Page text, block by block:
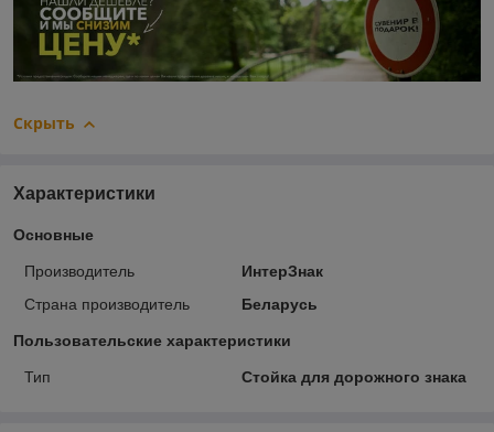
Скрыть
Характеристики
Основные
Производитель
ИнтерЗнак
Страна производитель
Беларусь
Пользовательские характеристики
Тип Стойка для дорожного знака